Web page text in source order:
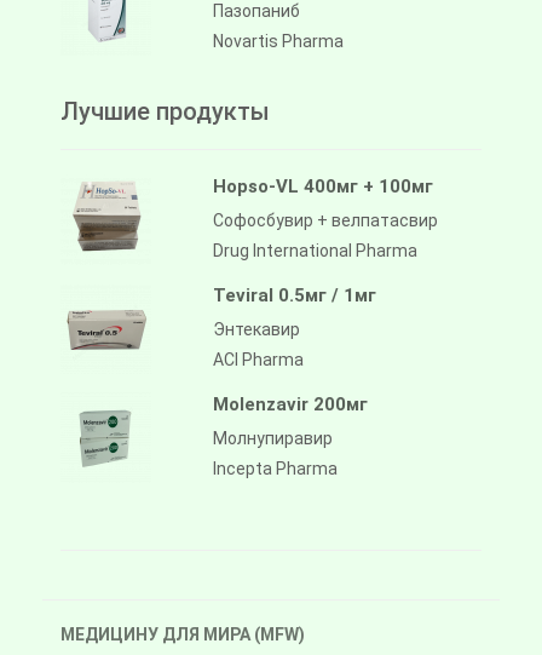
Пазопаниб
Novartis Pharma
Лучшие продукты
Hopso-VL 400мг + 100мг
Софосбувир + велпатасвир
Drug International Pharma
Teviral 0.5мг / 1мг
Энтекавир
ACI Pharma
Molenzavir 200мг
Молнупиравир
Incepta Pharma
МЕДИЦИНУ ДЛЯ МИРА (MFW)